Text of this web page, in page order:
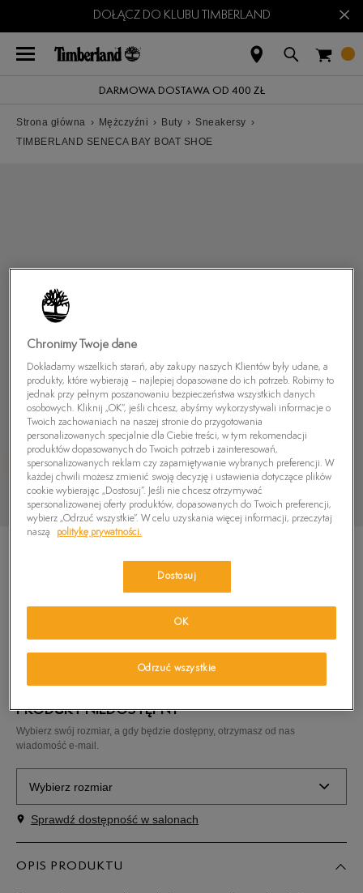
DOŁĄCZ DO KLUBU TIMBERLAND ×
DARMOWA DOSTAWA OD 400 ZŁ
Strona główna › Mężczyźni › Buty › Sneakersy ›
TIMBERLAND SENECA BAY BOAT SHOE
TIMBERLAND SENECA BAY BOAT SHOE
5.0
PRODUKT NIEDOSTĘPNY
Wybierz swój rozmiar, a gdy będzie dostępny, otrzymasz od nas
wiadomość e-mail.
Wybierz rozmiar
Rozmiary EU
40 25 cm
Sprawdź dostępność w salonach
OPIS PRODUKTU
Chronimy Twoje dane
Dokładamy wszelkich starań, aby zakupy naszych Klientów były udane, a
produkty, które wybierają – najlepiej dopasowane do ich potrzeb. Robimy to
jednak przy pełnym poszanowaniu bezpieczeństwa wszystkich danych
osobowych. Kliknij „OK”, jeśli chcesz, abyśmy wykorzystywali informacje o
Twoich zachowaniach na naszej stronie do przygotowania
personalizowanych specjalnie dla Ciebie treści, w tym rekomendacji
produktów dopasowanych do Twoich potrzeb i zainteresowań,
spersonalizowanych reklam czy zapamiętywanie wybranych preferencji. W
każdej chwili możesz zmienić swoją decyzję i ustawienia dotyczące plików
cookie wybierając „Dostosuj”. Jeśli nie chcesz otrzymywać
spersonalizowanej oferty produktów, dopasowanych do Twoich preferencji,
wybierz „Odrzuć wszystkie”. W celu uzyskania więcej informacji, przeczytaj
naszą
politykę prywatności.
Dostosuj
Odrzuć wszystkie
OK